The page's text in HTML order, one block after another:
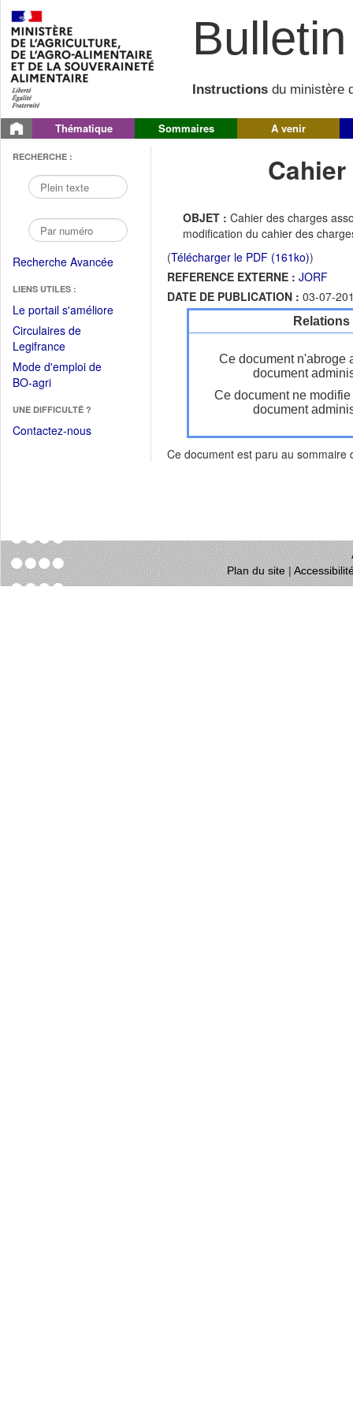
Instructions du ministère
Thématique Sommaires A venir
RECHERCHE :
Recherche Avancée
LIENS UTILES :
Le portail s'améliore(Fichier
Circulaires de
Legifrance(Ouvrir
dans
une
fenêtre)
Mode d'emploi de
BO-agri(Ouvrir
une
nouvelle
UNE DIFFICULTÉ ?
Contactez-nous
OBJET : Cahier des charges
modification du cahier des
(Télécharger le PDF (161ko))
REFERENCE EXTERNE : JORF
DATE DE PUBLICATION : 03-07-
Ce document n'abroge
document
Ce document ne
document
Ce document est paru au sommaire
Plan du site|